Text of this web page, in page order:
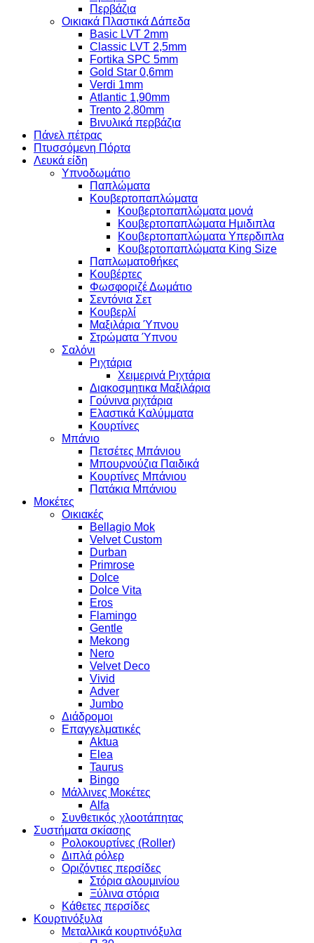
Περβάζια
Οικιακά Πλαστικά Δάπεδα
Basic LVT 2mm
Classic LVT 2,5mm
Fortika SPC 5mm
Gold Star 0,6mm
Verdi 1mm
Atlantic 1,90mm
Trento 2,80mm
Βινυλικά περβάζια
Πάνελ πέτρας
Πτυσσόμενη Πόρτα
Λευκά είδη
Υπνοδωμάτιο
Παπλώματα
Κουβερτοπαπλώματα
Κουβερτοπαπλώματα μονά
Κουβερτοπαπλώματα Ημιδιπλα
Κουβερτοπαπλώματα Υπερδιπλα
Κουβερτοπαπλώματα King Size
Παπλωματοθήκες
Κουβέρτες
Φωσφοριζέ Δωμάτιο
Σεντόνια Σετ
Κουβερλί
Μαξιλάρια Ύπνου
Στρώματα Ύπνου
Σαλόνι
Ριχτάρια
Χειμερινά Ριχτάρια
Διακοσμητικα Μαξιλάρια
Γούνινα ριχτάρια
Ελαστικά Καλύμματα
Κουρτίνες
Μπάνιο
Πετσέτες Μπάνιου
Μπουρνούζια Παιδικά
Κουρτίνες Μπάνιου
Πατάκια Μπάνιου
Μοκέτες
Οικιακές
Bellagio Mok
Velvet Custom
Durban
Primrose
Dolce
Dolce Vita
Eros
Flamingo
Gentle
Mekong
Nero
Velvet Deco
Vivid
Adver
Jumbo
Διάδρομοι
Επαγγελματικές
Aktua
Elea
Taurus
Bingo
Μάλλινες Μοκέτες
Alfa
Συνθετικός χλοοτάπητας
Συστήματα σκίασης
Ρολοκουρτίνες (Roller)
Διπλά ρόλερ
Οριζόντιες περσίδες
Στόρια αλουμινίου
Ξύλινα στόρια
Κάθετες περσίδες
Κουρτινόξυλα
Μεταλλικά κουρτινόξυλα